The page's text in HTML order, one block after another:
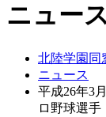
ニュー
北陸学園同
ニュース
平成26年
ロ野球選